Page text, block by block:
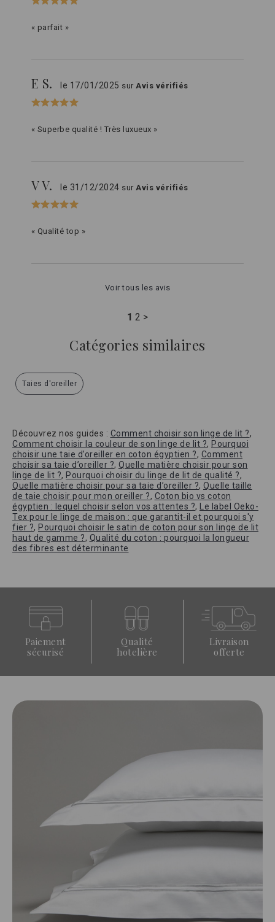
« parfait »
E S. le 17/01/2025 surAvis vérifiés
« Superbe qualité ! Très luxueux »
V V. le 31/12/2024 surAvis vérifiés
« Qualité top »
Voir tous les avis
1 2 >
Catégories similaires
Taies d'oreiller
Découvrez nos guides : Comment choisir son linge de lit ?,
Comment choisir la couleur de son linge de lit ?, Pourquoi
choisir une taie d’oreiller en coton égyptien ?, Comment
choisir sa taie d’oreiller ?, Quelle matière choisir pour son
linge de lit ?, Pourquoi choisir du linge de lit de qualité ?,
Quelle matière choisir pour sa taie d’oreiller ?, Quelle taille
de taie choisir pour mon oreiller ?, Coton bio vs coton
égyptien : lequel choisir selon vos attentes ?,
Le label Oeko-
Tex pour le linge de maison : que garantit-il et pourquoi s'y
fier ?, Pourquoi choisir le satin de coton pour son linge de lit
haut de gamme ?, Qualité du coton : pourquoi la longueur
des fibres est déterminante
Paiement
sécurisé
Qualité
hotelière
Livraison
offerte